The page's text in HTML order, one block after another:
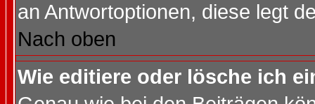
an Antwortoptionen, diese legt
Nach oben
Wie editiere oder lösche ich